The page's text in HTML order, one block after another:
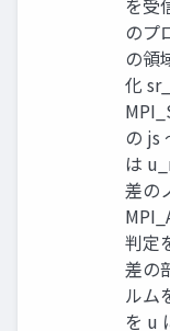
のプ
の領
化
の js
は
差の
判定
差の
ルム
を u